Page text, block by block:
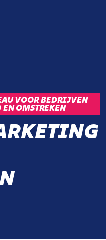
VOOR BEDRIJVEN
OMSTREKEN